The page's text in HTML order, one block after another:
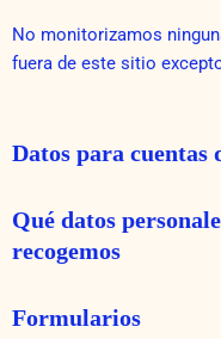
No monitorizamos
fuera de este sitio
Datos para cuentas
Qué datos
recogemos
Formularios